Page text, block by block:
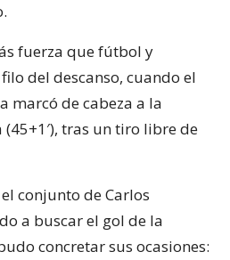
fuerza que fútbol y
del descanso, cuando el
marcó de cabeza a la
tras un tiro libre de
conjunto de Carlos
a buscar el gol de la
concretar sus ocasiones: